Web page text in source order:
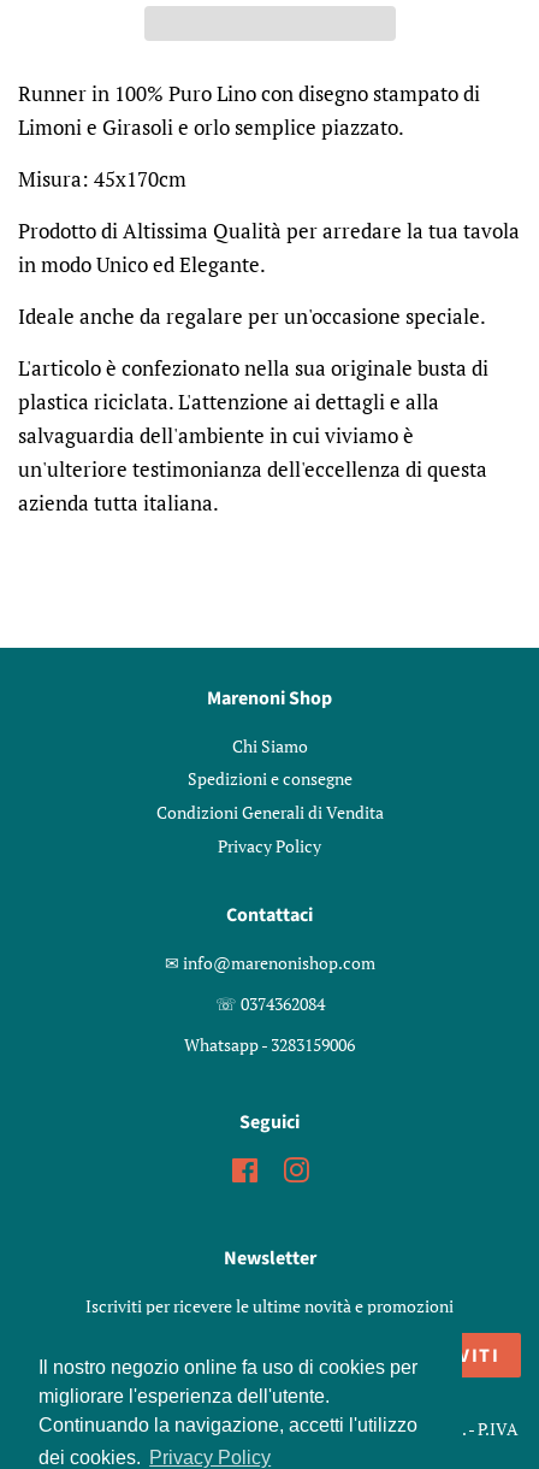
Il nostro negozio online fa uso di cookies per
migliorare l'esperienza dell'utente.
Continuando la navigazione, accetti l'utilizzo
dei cookies. Privacy Policy
Runner in 100% Puro Lino con disegno stampato di
Limoni e Girasoli e orlo semplice piazzato.
Misura: 45x170cm
Prodotto di Altissima Qualità per arredare la tua tavola
in modo Unico ed Elegante.
Ideale anche da regalare per un'occasione speciale.
L'articolo è confezionato nella sua originale busta di
plastica riciclata. L'attenzione ai dettagli e alla
salvaguardia dell'ambiente in cui viviamo è
un'ulteriore testimonianza dell'eccellenza di questa
azienda tutta italiana.
Marenoni Shop
Chi Siamo
Spedizioni e consegne
Condizioni Generali di Vendita
Privacy Policy
Contattaci
✉︎ info@marenonishop.com
☏ 0374362084
Whatsapp - 3283159006
Seguici
FacebookInstagram
Newsletter
Iscriviti per ricevere le ultime novità e promozioni
ISCRIVITI
Copyright © 2026,Marenoni Shop. Snc di Marenoni Elisa e C. - P.IVA
01426970198